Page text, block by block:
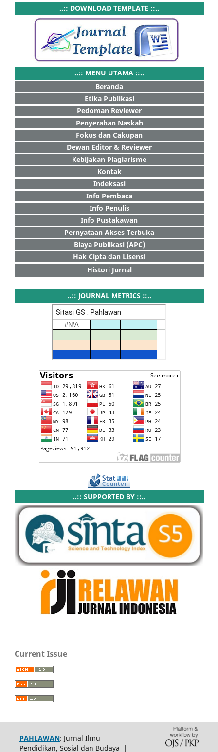
..:: DOWNLOAD TEMPLATE ::..
..:: MENU UTAMA ::..
Beranda
Etika Publikasi
Pedoman Reviewer
Penyerahan Naskah
Fokus dan Cakupan
Dewan Editor & Reviewer
Kebijakan Plagiarisme
Kontak
Indeksasi
Info Pembaca
Info Penulis
Info Pustakawan
Pernyataan Akses Terbuka
Biaya Publikasi (APC)
Hak Cipta dan Lisensi
Histori Jurnal
..:: jOURNAL METRICS ::..
..:: SUPPORTED BY ::..
Current Issue
PAHLAWAN: Jurnal Ilmu
Pendidikan, Sosial dan Budaya |